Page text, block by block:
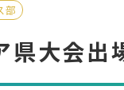
部
大会出